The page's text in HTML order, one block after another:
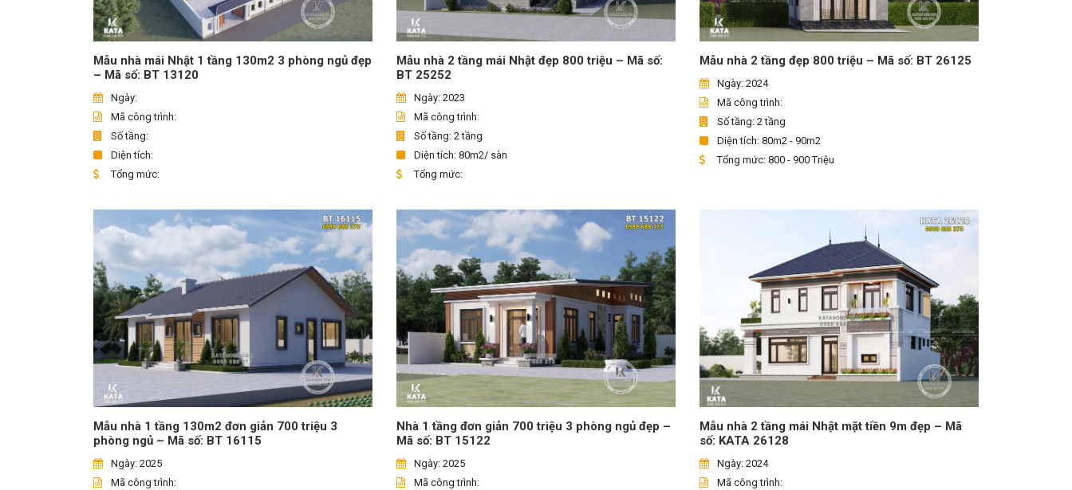
Mẫu nhà mái Nhật 1 tầng 130m2 3 phòng ngủ đẹp
– Mã số: BT 13120
Ngày:
Mã công trình:
Số tầng:
Diện tích:
Tổng mức:
Mẫu nhà 2 tầng mái Nhật đẹp 800 triệu – Mã số:
BT 25252
Ngày: 2023
Mã công trình:
Số tầng: 2 tầng
Diện tích: 80m2/ sàn
Tổng mức:
Mẫu nhà 2 tầng đẹp 800 triệu – Mã số: BT 26125
Ngày: 2024
Mã công trình:
Số tầng: 2 tầng
Diện tích: 80m2 - 90m2
Tổng mức: 800 - 900 Triệu
Mẫu nhà 1 tầng 130m2 đơn giản 700 triệu 3
phòng ngủ – Mã số: BT 16115
Ngày: 2025
Mã công trình:
Nhà 1 tầng đơn giản 700 triệu 3 phòng ngủ đẹp –
Mã số: BT 15122
Ngày: 2025
Mã công trình:
Mẫu nhà 2 tầng mái Nhật mặt tiền 9m đẹp – Mã
số: KATA 26128
Ngày: 2024
Mã công trình: